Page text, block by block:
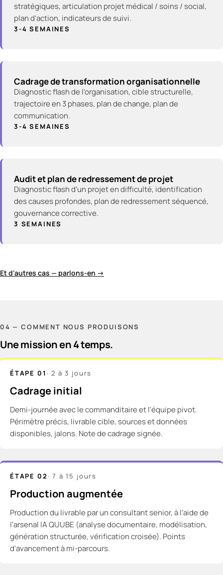
stratégiques, articulation projet médical / soins / social,
plan d'action, indicateurs de suivi.
3-4 SEMAINES
Cadrage de transformation organisationnelle
Diagnostic flash de l'organisation, cible structurelle,
trajectoire en 3 phases, plan de change, plan de
communication.
3-4 SEMAINES
Audit et plan de redressement de projet
Diagnostic flash d'un projet en difficulté, identification
des causes profondes, plan de redressement séquencé,
gouvernance corrective.
3 SEMAINES
Et d'autres cas — parlons-en →
04 — COMMENT NOUS PRODUISONS
Une mission en 4 temps.
ÉTAPE 01 ·2 à 3 jours
Cadrage initial
Demi-journée avec le commanditaire et l'équipe pivot.
Périmètre précis, livrable cible, sources et données
disponibles, jalons. Note de cadrage signée.
ÉTAPE 02 ·7 à 15 jours
Production augmentée
Production du livrable par un consultant senior, à l'aide de
l'arsenal IA QUUBE (analyse documentaire, modélisation,
génération structurée, vérification croisée). Points
d'avancement à mi-parcours.